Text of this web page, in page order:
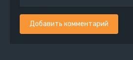
Добавить комментарий